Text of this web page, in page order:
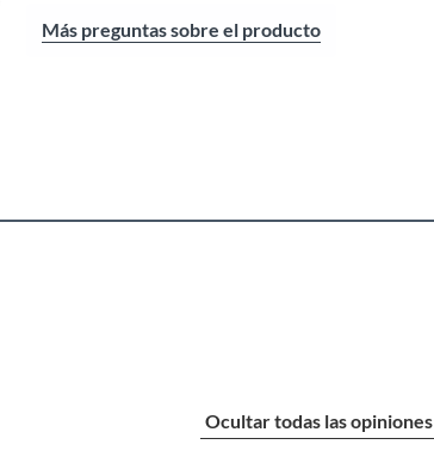
Más preguntas sobre el producto
Ocultar todas las opiniones